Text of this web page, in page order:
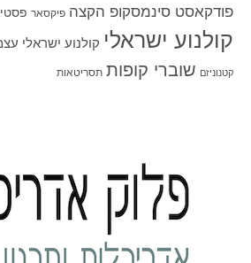
פודקאסט סינמסקופ הקצה פיקסאר
קולנוע ישראלי קולנוע ישראלי
קטנוניזם שוברי קופות תסריטאות